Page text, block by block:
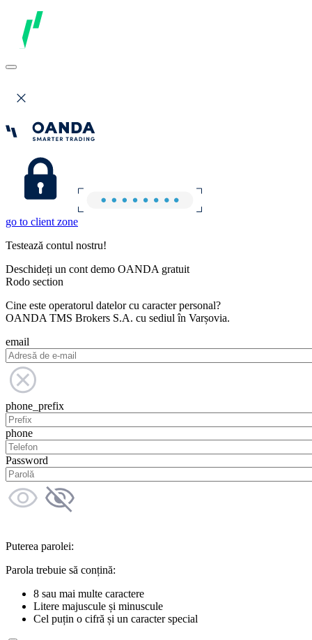
go to client zone
Testează contul nostru!
Deschideți un cont demo OANDA gratuit
Rodo section
Cine este operatorul datelor cu caracter personal?
OANDA TMS Brokers S.A. cu sediul în Varșovia.
email
phone_prefix
phone
Password
Puterea parolei:
Parola trebuie să conțină:
8 sau mai multe caractere
Litere majuscule și minuscule
Cel puțin o cifră și un caracter special